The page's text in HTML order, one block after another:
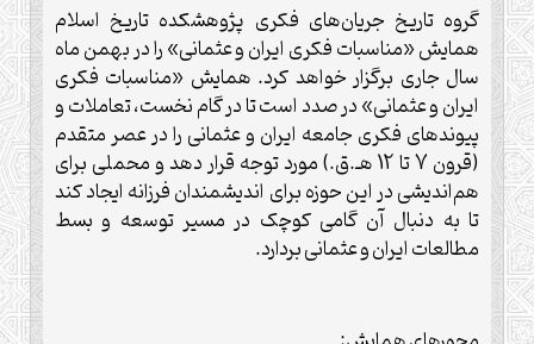
گروه تاریخ جریان‌های فکری پژوهشکده تاریخ اسلام
همایش «مناسبات فکری ایران و عثمانی» را در بهمن ماه
سال جاری برگزار خواهد کرد. همایش «مناسبات فکری
ایران و عثمانی» در صدد است تا در گام نخست، تعاملات و
پیوندهای فکری جامعه ایران و عثمانی را در عصر متقدم
(قرون 7 تا 12 هـ.ق.) مورد توجه قرار دهد و محملی برای
هم‌اندیشی در این حوزه برای اندیشمندان فرزانه ایجاد کند
تا به دنبال آن گامی کوچک در مسیر توسعه و بسط
مطالعات ایران و عثمانی بردارد.